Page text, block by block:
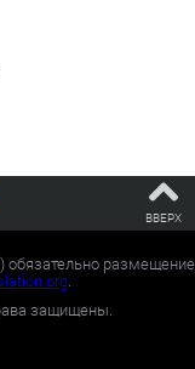
ВВЕРХ
обязательно размещение
.
защищены.